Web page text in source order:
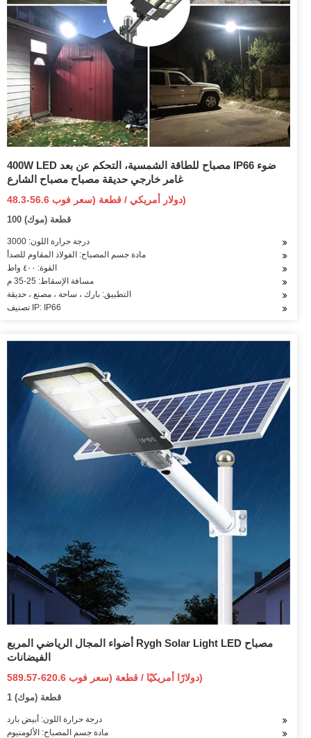
400W LED مصباح للطاقة الشمسية، التحكم عن بعد IP66 ضوء
غامر خارجي حديقة مصباح مصباح الشارع
48.3-56.6 دولار أمريكي / قطعة (سعر فوب)
100 قطعة (موك)
درجة حرارة اللون: 3000
مادة جسم المصباح: الفولاذ المقاوم للصدأ
القوة: ٤٠٠ واط
مسافة الإسقاط: 25-35 م
التطبيق: بارك ، ساحة ، مصنع ، حديقة
تصنيف IP: IP66
أضواء المجال الرياضي المربع Rygh Solar Light LED مصباح
الفيضانات
589.57-620.6 دولارًا أمريكيًا / قطعة (سعر فوب)
1 قطعة (موك)
درجة حرارة اللون: أبيض بارد
مادة جسم المصباح: الألومنيوم